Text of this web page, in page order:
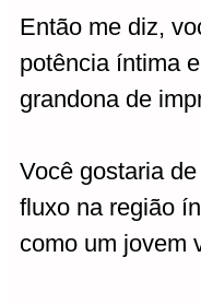
Então me diz,
potência íntima
grandona de
Você gostaria
fluxo na região
como um